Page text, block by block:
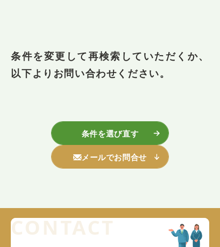
条件を変更して再検索していただくか、
以下よりお問い合わせください。
条件を選び直す
メールでお問合せ